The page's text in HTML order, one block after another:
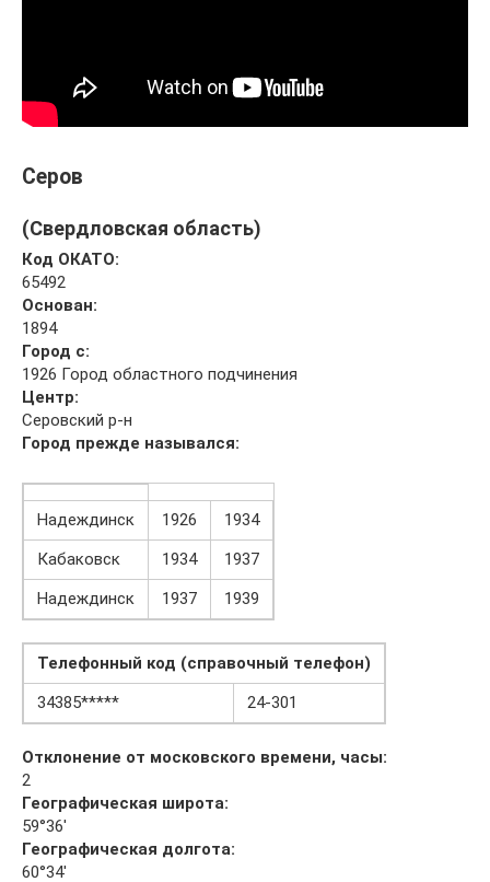
Серов
(Свердловская область)
Код ОКАТО:
65492
Основан:
1894
Город с:
1926 Город областного подчинения
Центр:
Серовский р-н
Город прежде назывался:
Надеждинск 1926
1934
Кабаковск
1934
1937
Надеждинск
1937 1939
Телефонный код (справочный телефон)
34385*****
24-301
Отклонение от московского времени, часы:
2
Географическая широта:
59°36′
Географическая долгота:
60°34′